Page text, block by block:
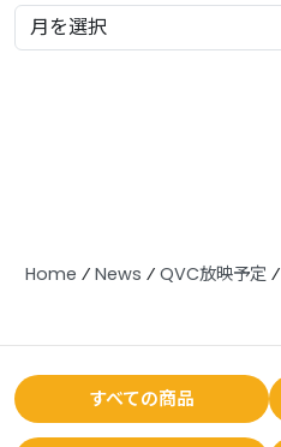
Home ⁄ News ⁄ QVC放映予定⁄
すべての商品